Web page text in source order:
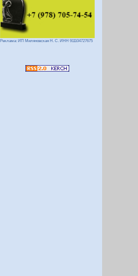
Реклама: ИП Миляновская Н. С. ИНН 911104727675